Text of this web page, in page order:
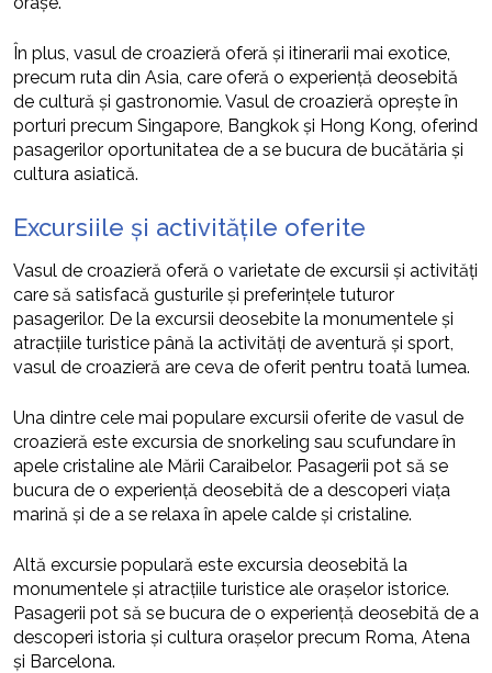
În plus, vasul de croazieră oferă și itinerarii mai exotice,
precum ruta din Asia, care oferă o experiență deosebită
de cultură și gastronomie. Vasul de croazieră oprește în
porturi precum Singapore, Bangkok și Hong Kong, oferind
pasagerilor oportunitatea de a se bucura de bucătăria și
cultura asiatică.
Excursiile și activitățile oferite
Vasul de croazieră oferă o varietate de excursii și activități
care să satisfacă gusturile și preferințele tuturor
pasagerilor. De la excursii deosebite la monumentele și
atracțiile turistice până la activități de aventură și sport,
vasul de croazieră are ceva de oferit pentru toată lumea.
Una dintre cele mai populare excursii oferite de vasul de
croazieră este excursia de snorkeling sau scufundare în
apele cristaline ale Mării Caraibelor. Pasagerii pot să se
bucura de o experiență deosebită de a descoperi viața
marină și de a se relaxa în apele calde și cristaline.
Altă excursie populară este excursia deosebită la
monumentele și atracțiile turistice ale orașelor istorice.
Pasagerii pot să se bucura de o experiență deosebită de a
descoperi istoria și cultura orașelor precum Roma, Atena
și Barcelona.